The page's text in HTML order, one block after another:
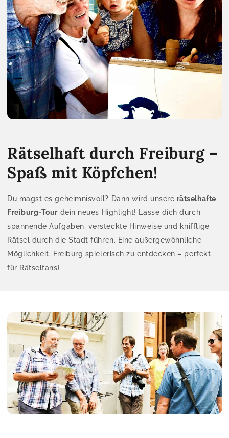
Rätselhaft durch Freiburg –
Spaß mit Köpfchen!
Du magst es geheimnisvoll? Dann wird unsere rätselhafte
Freiburg-Tourdein neues Highlight! Lasse dich durch
spannende Aufgaben, versteckte Hinweise und knifflige
Rätsel durch die Stadt führen. Eine außergewöhnliche
Möglichkeit, Freiburg spielerisch zu entdecken – perfekt
für Rätselfans!